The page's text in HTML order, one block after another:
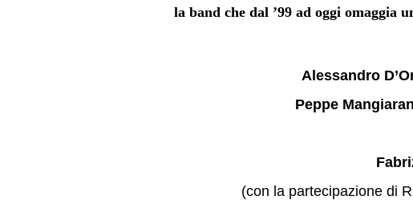
la band che dal ’99 ad oggi omaggia
Alessandro
Peppe
(con la partecipazione di